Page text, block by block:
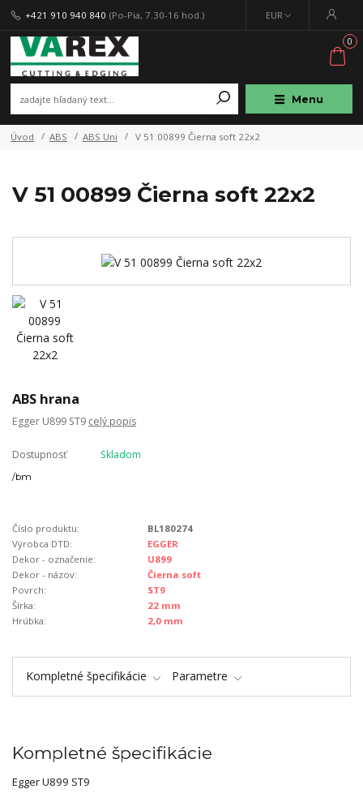
Menu
EUR
+421 910 940 840 (Po-Pia, 7.30-16 hod.)
0
Úvod ABS ABS Uni V 51 00899 Čierna soft 22x2
V 51 00899 Čierna soft 22x2
ABS hrana
Egger U899 ST9 celý popis
Dostupnosť Skladom
/bm
Číslo produktu:
BL180274
Výrobca DTD:
EGGER
Dekor - označenie:
U899
Dekor - názov:
Čierna soft
Povrch:
ST9
Šírka:
22 mm
Hrúbka:
2,0 mm
Kompletné špecifikácie Parametre
Kompletné špecifikácie
Egger U899 ST9